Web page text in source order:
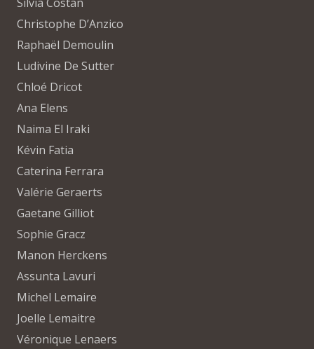
Christophe D’Anzico
Raphaël Demoulin
Ludivine De Sutter
Chloé Dricot
Ana Elens
Naima El Iraki
Kévin Fatia
Caterina Ferrara
Valérie Geraerts
Gaetane Gilliot
Sophie Gracz
Manon Herckens
Assunta Lavuri
Michel Lemaire
Joelle Lemaitre
Véronique Lenaers